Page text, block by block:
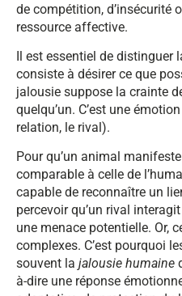
de compétition, d’insécurité
ressource affective.
Il est essentiel de distinguer
consiste à désirer ce que
jalousie suppose la crainte
quelqu’un. C’est une
relation, le rival).
Pour qu’un animal
comparable à celle de
capable de reconnaître un
percevoir qu’un rival
une menace potentielle. Or,
complexes. C’est pourquoi
souvent la jalousie humaine
à-dire une réponse